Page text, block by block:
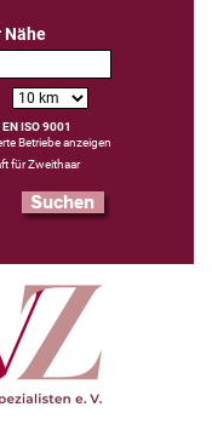
Nähe
EN ISO 9001
Betriebe anzeigen
für Zweithaar